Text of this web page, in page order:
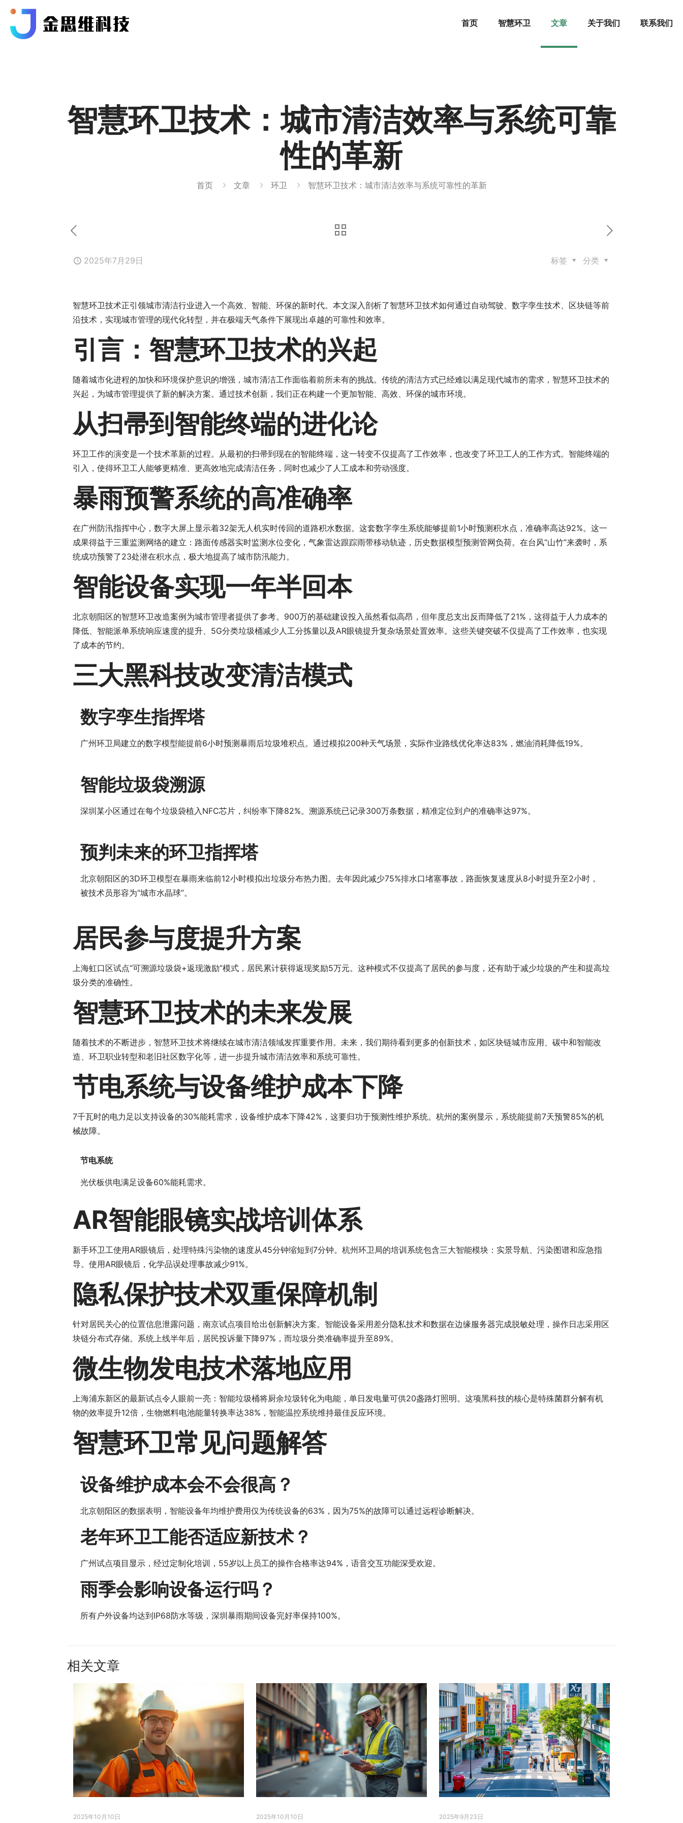
首页 智慧环卫 文章 关于我们 联系我们
智慧环卫技术：城市清洁效率与系统可靠
性的革新
首页 文章 环卫 智慧环卫技术：城市清洁效率与系统可靠性的革新
2025年7月29日 分类
标签
智慧环卫技术正引领城市清洁行业进入一个高效、智能、环保的新时代。本文深入剖析了智慧环卫技术如何通过自动驾驶、数字孪生技术、区块链等前
沿技术，实现城市管理的现代化转型，并在极端天气条件下展现出卓越的可靠性和效率。
引言：智慧环卫技术的兴起
随着城市化进程的加快和环境保护意识的增强，城市清洁工作面临着前所未有的挑战。传统的清洁方式已经难以满足现代城市的需求，智慧环卫技术的
兴起，为城市管理提供了新的解决方案。通过技术创新，我们正在构建一个更加智能、高效、环保的城市环境。
从扫帚到智能终端的进化论
环卫工作的演变是一个技术革新的过程。从最初的扫帚到现在的智能终端，这一转变不仅提高了工作效率，也改变了环卫工人的工作方式。智能终端的
引入，使得环卫工人能够更精准、更高效地完成清洁任务，同时也减少了人工成本和劳动强度。
暴雨预警系统的高准确率
在广州防汛指挥中心，数字大屏上显示着32架无人机实时传回的道路积水数据。这套数字孪生系统能够提前1小时预测积水点，准确率高达92%。这一
成果得益于三重监测网络的建立：路面传感器实时监测水位变化，气象雷达跟踪雨带移动轨迹，历史数据模型预测管网负荷。在台风“山竹”来袭时，系
统成功预警了23处潜在积水点，极大地提高了城市防汛能力。
智能设备实现一年半回本
北京朝阳区的智慧环卫改造案例为城市管理者提供了参考。900万的基础建设投入虽然看似高昂，但年度总支出反而降低了21%，这得益于人力成本的
降低、智能派单系统响应速度的提升、5G分类垃圾桶减少人工分拣量以及AR眼镜提升复杂场景处置效率。这些关键突破不仅提高了工作效率，也实现
了成本的节约。
三大黑科技改变清洁模式
数字孪生指挥塔
广州环卫局建立的数字模型能提前6小时预测暴雨后垃圾堆积点。通过模拟200种天气场景，实际作业路线优化率达83%，燃油消耗降低19%。
智能垃圾袋溯源
深圳某小区通过在每个垃圾袋植入NFC芯片，纠纷率下降82%。溯源系统已记录300万条数据，精准定位到户的准确率达97%。
预判未来的环卫指挥塔
北京朝阳区的3D环卫模型在暴雨来临前12小时模拟出垃圾分布热力图。去年因此减少75%排水口堵塞事故，路面恢复速度从8小时提升至2小时，
被技术员形容为“城市水晶球”。
居民参与度提升方案
上海虹口区试点“可溯源垃圾袋+返现激励”模式，居民累计获得返现奖励5万元。这种模式不仅提高了居民的参与度，还有助于减少垃圾的产生和提高垃
圾分类的准确性。
智慧环卫技术的未来发展
随着技术的不断进步，智慧环卫技术将继续在城市清洁领域发挥重要作用。未来，我们期待看到更多的创新技术，如区块链城市应用、碳中和智能改
造、环卫职业转型和老旧社区数字化等，进一步提升城市清洁效率和系统可靠性。
节电系统与设备维护成本下降
7千瓦时的电力足以支持设备的30%能耗需求，设备维护成本下降42%，这要归功于预测性维护系统。杭州的案例显示，系统能提前7天预警85%的机
械故障。
节电系统
光伏板供电满足设备60%能耗需求。
AR智能眼镜实战培训体系
新手环卫工使用AR眼镜后，处理特殊污染物的速度从45分钟缩短到7分钟。杭州环卫局的培训系统包含三大智能模块：实景导航、污染图谱和应急指
导。使用AR眼镜后，化学品误处理事故减少91%。
隐私保护技术双重保障机制
针对居民关心的位置信息泄露问题，南京试点项目给出创新解决方案。智能设备采用差分隐私技术和数据在边缘服务器完成脱敏处理，操作日志采用区
块链分布式存储。系统上线半年后，居民投诉量下降97%，而垃圾分类准确率提升至89%。
微生物发电技术落地应用
上海浦东新区的最新试点令人眼前一亮：智能垃圾桶将厨余垃圾转化为电能，单日发电量可供20盏路灯照明。这项黑科技的核心是特殊菌群分解有机
物的效率提升12倍，生物燃料电池能量转换率达38%，智能温控系统维持最佳反应环境。
智慧环卫常见问题解答
设备维护成本会不会很高？
北京朝阳区的数据表明，智能设备年均维护费用仅为传统设备的63%，因为75%的故障可以通过远程诊断解决。
老年环卫工能否适应新技术？
广州试点项目显示，经过定制化培训，55岁以上员工的操作合格率达94%，语音交互功能深受欢迎。
雨季会影响设备运行吗？
所有户外设备均达到IP68防水等级，深圳暴雨期间设备完好率保持100%。
相关文章
2025年10月10日 2025年10月10日 2025年9月23日